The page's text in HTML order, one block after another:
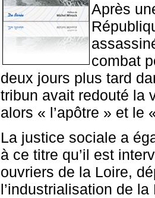
Après
combat
deux jours plus tard
tribun avait redouté la
alors « l’apôtre » et le
La justice sociale a
à ce titre qu’il est
ouvriers de la Loire,
l’industrialisation de la